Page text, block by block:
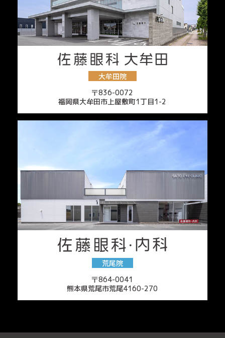
大牟田院
〒836-0072
福岡県大牟田市上屋敷町1丁目1-2
荒尾院
〒864-0041
熊本県荒尾市荒尾4160-270